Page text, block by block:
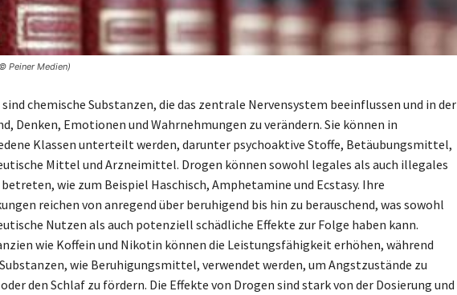
Peiner Medien)
chemische Substanzen, die das zentrale Nervensystem beeinflussen und in der
Denken, Emotionen und Wahrnehmungen zu verändern. Sie können in
Klassen unterteilt werden, darunter psychoaktive Stoffe, Betäubungsmittel,
Mittel und Arzneimittel. Drogen können sowohl legales als auch illegales
wie zum Beispiel Haschisch, Amphetamine und Ecstasy. Ihre
reichen von anregend über beruhigend bis hin zu berauschend, was sowohl
Nutzen als auch potenziell schädliche Effekte zur Folge haben kann.
wie Koffein und Nikotin können die Leistungsfähigkeit erhöhen, während
wie Beruhigungsmittel, verwendet werden, um Angstzustände zu
den Schlaf zu fördern. Die Effekte von Drogen sind stark von der Dosierung und